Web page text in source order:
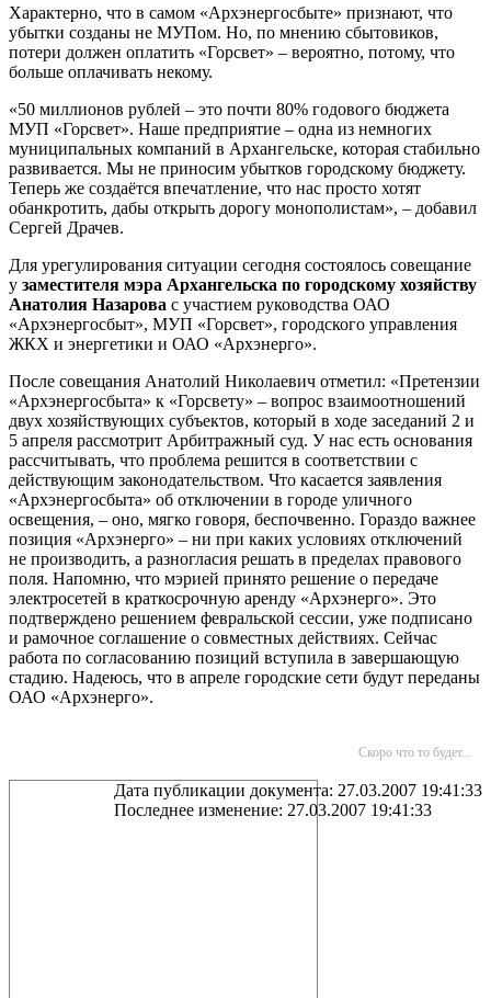
Характерно, что в самом «Архэнергосбыте» признают, что
убытки созданы не МУПом. Но, по мнению сбытовиков,
потери должен оплатить «Горсвет» – вероятно, потому, что
больше оплачивать некому.
«50 миллионов рублей – это почти 80% годового бюджета
МУП «Горсвет». Наше предприятие – одна из немногих
муниципальных компаний в Архангельске, которая стабильно
развивается. Мы не приносим убытков городскому бюджету.
Теперь же создаётся впечатление, что нас просто хотят
обанкротить, дабы открыть дорогу монополистам», – добавил
Сергей Драчев.
Для урегулирования ситуации сегодня состоялось совещание
у заместителя мэра Архангельска по городскому хозяйству
Анатолия Назарова с участием руководства ОАО
«Архэнергосбыт», МУП «Горсвет», городского управления
ЖКХ и энергетики и ОАО «Архэнерго».
После совещания Анатолий Николаевич отметил: «Претензии
«Архэнергосбыта» к «Горсвету» – вопрос взаимоотношений
двух хозяйствующих субъектов, который в ходе заседаний 2 и
5 апреля рассмотрит Арбитражный суд. У нас есть основания
рассчитывать, что проблема решится в соответствии с
действующим законодательством. Что касается заявления
«Архэнергосбыта» об отключении в городе уличного
освещения, – оно, мягко говоря, беспочвенно. Гораздо важнее
позиция «Архэнерго» – ни при каких условиях отключений
не производить, а разногласия решать в пределах правового
поля. Напомню, что мэрией принято решение о передаче
электросетей в краткосрочную аренду «Архэнерго». Это
подтверждено решением февральской сессии, уже подписано
и рамочное соглашение о совместных действиях. Сейчас
работа по согласованию позиций вступила в завершающую
стадию. Надеюсь, что в апреле городские сети будут переданы
ОАО «Архэнерго».
Скоро что то будет...
Дата публикации документа: 27.03.2007 19:41:33
Последнее изменение: 27.03.2007 19:41:33